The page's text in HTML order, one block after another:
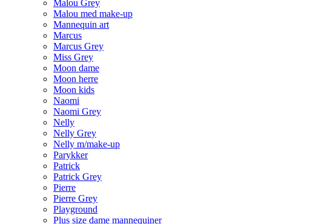
Malou Grey
Malou med make-up
Mannequin art
Marcus
Marcus Grey
Miss Grey
Moon dame
Moon herre
Moon kids
Naomi
Naomi Grey
Nelly
Nelly Grey
Nelly m/make-up
Parykker
Patrick
Patrick Grey
Pierre
Pierre Grey
Playground
Plus size dame mannequiner